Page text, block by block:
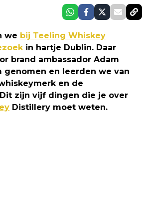
we bij Teeling Whiskey
in hartje Dublin. Daar
brand ambassador Adam
genomen en leerden we van
en de
zijn vijf dingen die je over
Distillery moet weten.